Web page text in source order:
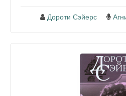
Дороти Сэйерс